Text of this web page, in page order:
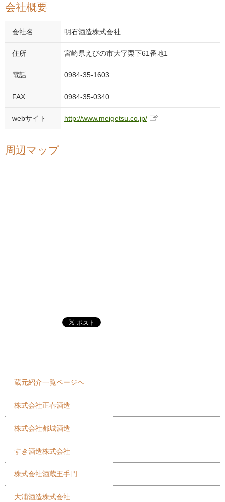
会社概要
会社名 明石酒造株式会社
住所 宮崎県えびの市大字栗下61番地1
電話 0984-35-1603
FAX 0984-35-0340
webサイト http://www.meigetsu.co.jp/
周辺マップ
蔵元紹介一覧ページヘ
株式会社正春酒造
株式会社都城酒造
すき酒造株式会社
株式会社酒蔵王手門
大浦酒造株式会社